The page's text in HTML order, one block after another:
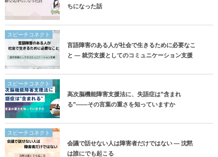
ちになった話
スピーチコネクト
言語障害のある人が社会で生きるために必要なこ
と ― 就労支援としてのコミュニケーション支援
スピーチコネクト
高次脳機能障害支援法に、失語症は”含まれ
る”——その言葉の重さを知っていますか
スピーチコネクト
会議で話せない人は障害者だけではない ― 沈黙
は誰にでも起こる